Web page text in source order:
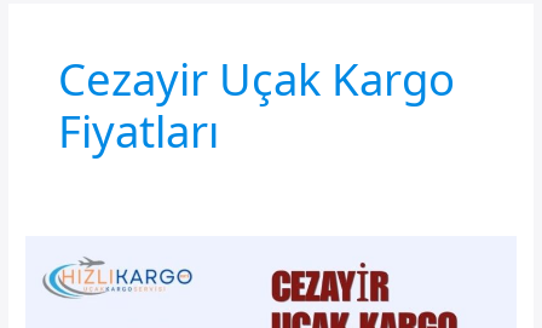
Cezayir Uçak Kargo
Fiyatları